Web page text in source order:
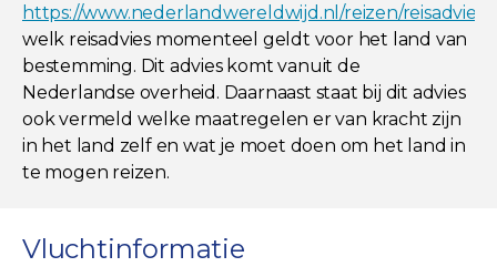
https://www.nederlandwereldwijd.nl/reizen/
welk reisadvies momenteel geldt voor het land van
bestemming. Dit advies komt vanuit de
Nederlandse overheid. Daarnaast staat bij dit advies
ook vermeld welke maatregelen er van kracht zijn
in het land zelf en wat je moet doen om het land in
te mogen reizen.
Vluchtinformatie